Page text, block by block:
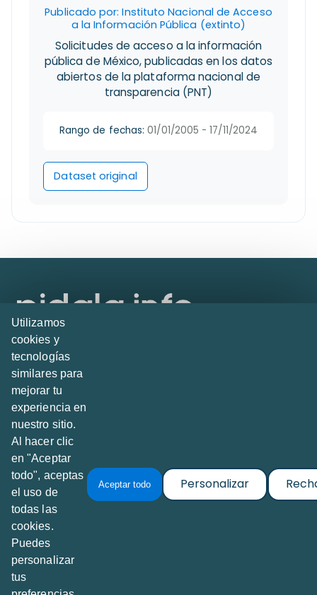
Publicado por: Instituto Nacional de Acceso
a la Información Pública (extinto)
Solicitudes de acceso a la información
pública de México, publicadas en los datos
abiertos de la plataforma nacional de
transparencia (PNT)
Rango de fechas:01/01/2005 - 17/11/2024
Dataset original
Utilizamos
cookies y
tecnologías
similares para
mejorar tu
experiencia en
nuestro sitio.
Al hacer clic
en "Aceptar
todo", aceptas
el uso de
todas las
cookies.
Puedes
personalizar
tus
Aceptar todo Personalizar
Creado por
Calle Querétaro 120, Depto H
Col. Roma Norte, 06700, Ciudad de México, MX
Contacto
Sobre el proyecto
Acerca de Pidala.info
Política de Privacidad & Cookies
Términos y Condiciones de Uso